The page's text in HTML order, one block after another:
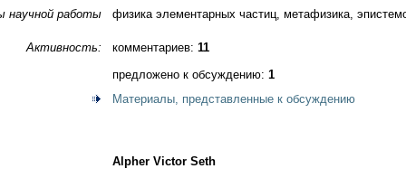
научной работы
физика элементарных частиц, метафизика,
Активность: комментариев: 11
предложено к обсуждению: 1
Материалы, представленные к обсуждению
Alpher Victor Seth